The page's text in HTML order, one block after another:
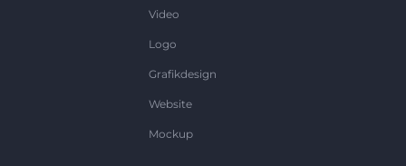
Video
Logo
Grafikdesign
Website
Mockup